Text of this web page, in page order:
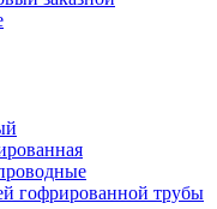
гофрированной трубы